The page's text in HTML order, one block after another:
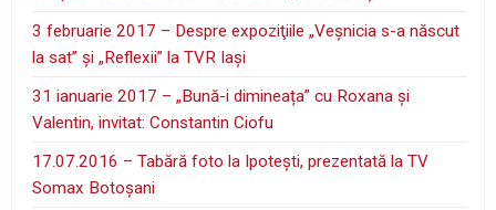
3 februarie 2017 – Despre expoziţiile „Veşnicia s-a născut
la sat” şi „Reflexii” la TVR Iaşi
31 ianuarie 2017 – „Bună-i dimineața” cu Roxana și
Valentin, invitat: Constantin Ciofu
17.07.2016 – Tabără foto la Ipoteşti, prezentată la TV
Somax Botoşani